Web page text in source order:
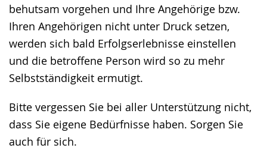
behutsam vorgehen und Ihre Angehörige bzw.
Ihren Angehörigen nicht unter Druck setzen,
werden sich bald Erfolgserlebnisse einstellen
und die betroffene Person wird so zu mehr
Selbstständigkeit ermutigt.
Bitte vergessen Sie bei aller Unterstützung nicht,
dass Sie eigene Bedürfnisse haben. Sorgen Sie
auch für sich.